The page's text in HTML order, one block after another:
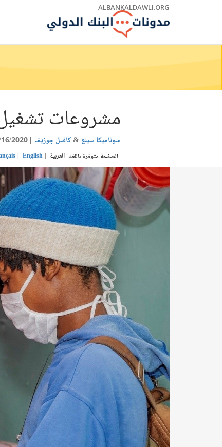
ALBANKALDAWLI.ORG
مشروعات
سوناميكا سينغ كافيل جوزيف 2020
الصفحة متوفرة باللغة: العربية English